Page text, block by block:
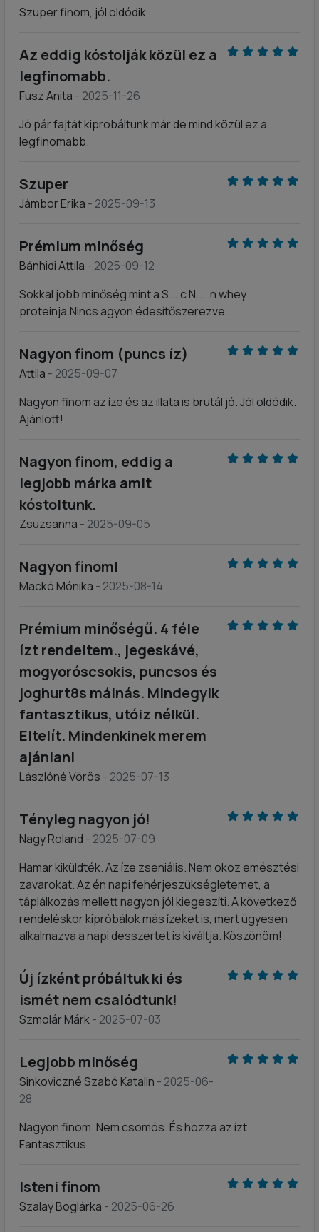
Szuper finom, jól oldódik
Az eddig kóstolják közül ez a
legfinomabb.
Fusz Anita - 2025-11-26
Jó pár fajtát kiprobáltunk már de mind közül ez a
legfinomabb.
Szuper
Jámbor Erika - 2025-09-13
Prémium minőség
Bánhidi Attila - 2025-09-12
Sokkal jobb minőség mint a S....c N.....n whey
proteinja.Nincs agyon édesítőszerezve.
Nagyon finom (puncs íz)
Attila - 2025-09-07
Nagyon finom az íze és az illata is brutál jó. Jól oldódik.
Ajánlott!
Nagyon finom, eddig a
legjobb márka amit
kóstoltunk.
Zsuzsanna - 2025-09-05
Nagyon finom!
Mackó Mónika - 2025-08-14
Prémium minőségű. 4 féle
ízt rendeltem., jegeskávé,
mogyoróscsokis, puncsos és
joghurt8s málnás. Mindegyik
fantasztikus, utóiz nélkül.
Eltelít. Mindenkinek merem
ajánlani
Lászlóné Vörös - 2025-07-13
Tényleg nagyon jó!
Nagy Roland - 2025-07-09
Hamar kiküldték. Az íze zseniális. Nem okoz emésztési
zavarokat. Az én napi fehérjeszükségletemet, a
táplálkozás mellett nagyon jól kiegészíti. A következő
rendeléskor kipróbálok más ízeket is, mert ügyesen
alkalmazva a napi desszertet is kiváltja. Köszönöm!
Új ízként próbáltuk ki és
ismét nem csalódtunk!
Szmolár Márk- 2025-07-03
Legjobb minőség
Sinkoviczné Szabó Katalin - 2025-06-
28
Nagyon finom. Nem csomós. És hozza az ízt.
Fantasztikus
Isteni finom
Szalay Boglárka - 2025-06-26